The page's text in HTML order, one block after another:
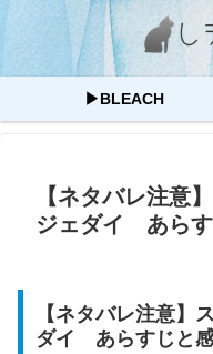
▶BLEACH
【ネタバレ注意
ジェダイ あら
【ネタバレ注意】
ダイ あらすじと